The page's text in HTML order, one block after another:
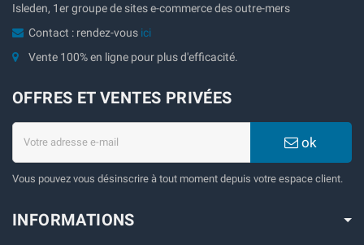
Isleden, 1er groupe de sites e-commerce des outre-mers
Contact : rendez-vous ici
Vente 100% en ligne pour plus d'efficacité.
OFFRES ET VENTES PRIVÉES
ok
Vous pouvez vous désinscrire à tout moment depuis votre espace client.
INFORMATIONS